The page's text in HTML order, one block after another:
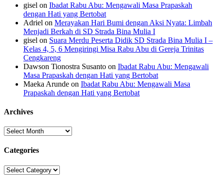
gisel on Ibadat Rabu Abu: Mengawali Masa Prapaskah
dengan Hati yang Bertobat
Adriel on Merayakan Hari Bumi dengan Aksi Nyata: Limbah
Menjadi Berkah di SD Strada Bina Mulia I
gisel on Suara Merdu Peserta Didik SD Strada Bina Mulia I –
Kelas 4, 5, 6 Mengiringi Misa Rabu Abu di Gereja Trinitas
Cengkareng
Dawson Tionostra Susanto on Ibadat Rabu Abu: Mengawali
Masa Prapaskah dengan Hati yang Bertobat
Maeka Arunde on Ibadat Rabu Abu: Mengawali Masa
Prapaskah dengan Hati yang Bertobat
Archives
Archives
Categories
Categories